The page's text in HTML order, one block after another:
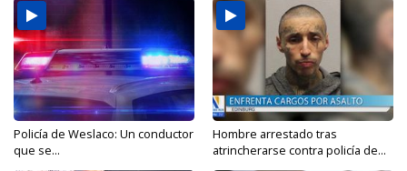
Policía de Weslaco: Un conductor
que se...
Hombre arrestado tras
atrincherarse contra policía de...